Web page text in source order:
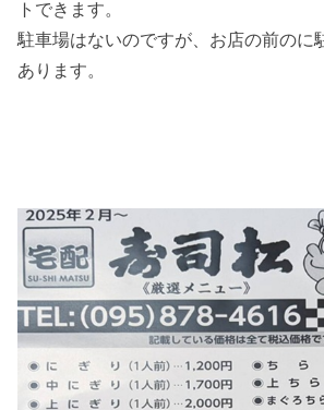
トできます。
駐車場はないのですが、お店の前のに
あります。